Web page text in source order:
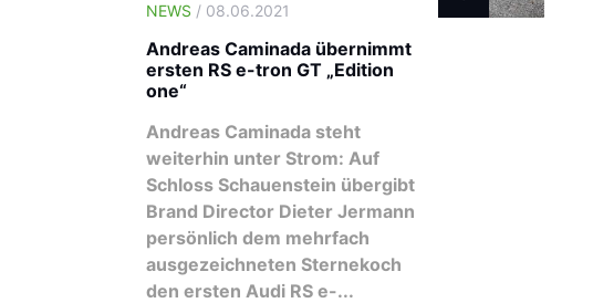
NEWS / 08.06.2021
Andreas Caminada übernimmt
ersten RS e-tron GT „Edition
one“
Andreas Caminada steht
weiterhin unter Strom: Auf
Schloss Schauenstein übergibt
Brand Director Dieter Jermann
persönlich dem mehrfach
ausgezeichneten Sternekoch
den ersten Audi RS e-...